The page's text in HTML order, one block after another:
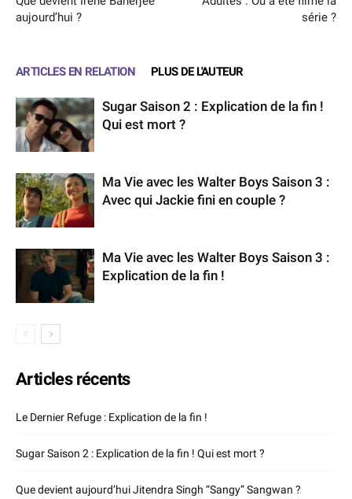
aujourd’hui ?
série ?
ARTICLES EN RELATION PLUS DE L'AUTEUR
Sugar Saison 2 : Explication de la fin !
Qui est mort ?
Ma Vie avec les Walter Boys Saison 3 :
Avec qui Jackie fini en couple ?
Ma Vie avec les Walter Boys Saison 3 :
Explication de la fin !
Articles récents
Le Dernier Refuge : Explication de la fin !
Sugar Saison 2 : Explication de la fin ! Qui est mort ?
Que devient aujourd’hui Jitendra Singh “Sangy” Sangwan ?